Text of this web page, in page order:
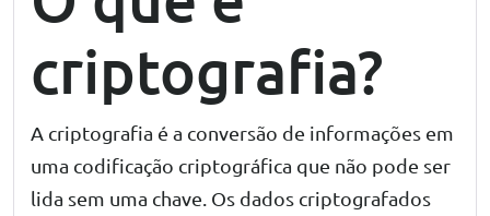
criptografia?
A criptografia é a conversão de informações em
uma codificação criptográfica que não pode ser
lida sem uma chave. Os dados criptografados